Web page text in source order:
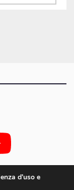
d'uso e